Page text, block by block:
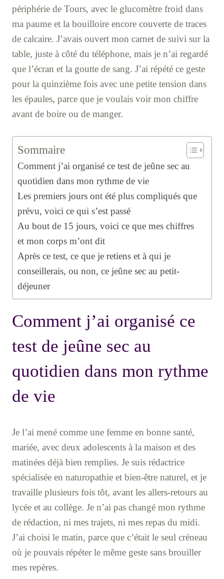
périphérie de Tours, avec le glucomètre froid dans
ma paume et la bouilloire encore couverte de traces
de calcaire. J’avais ouvert mon carnet de suivi sur la
table, juste à côté du téléphone, mais je n’ai regardé
que l’écran et la goutte de sang. J’ai répété ce geste
pour la quinzième fois avec une petite tension dans
les épaules, parce que je voulais voir mon chiffre
avant de boire ou de manger.
Sommaire
Comment j’ai organisé ce test de jeûne sec au
quotidien dans mon rythme de vie
Les premiers jours ont été plus compliqués que
prévu, voici ce qui s’est passé
Au bout de 15 jours, voici ce que mes chiffres
et mon corps m’ont dit
Après ce test, ce que je retiens et à qui je
conseillerais, ou non, ce jeûne sec au petit-
déjeuner
Comment j’ai organisé ce
test de jeûne sec au
quotidien dans mon rythme
de vie
Je l’ai mené comme une femme en bonne santé,
mariée, avec deux adolescents à la maison et des
matinées déjà bien remplies. Je suis rédactrice
spécialisée en naturopathie et bien-être naturel, et je
travaille plusieurs fois tôt, avant les allers-retours au
lycée et au collège. Je n’ai pas changé mon rythme
de rédaction, ni mes trajets, ni mes repas du midi.
J’ai choisi le matin, parce que c’était le seul créneau
où je pouvais répéter le même geste sans brouiller
mes repères.